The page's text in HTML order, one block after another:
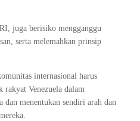
juga berisiko mengganggu
serta melemahkan prinsip
internasional harus
rakyat Venezuela dalam
dan menentukan sendiri arah dan